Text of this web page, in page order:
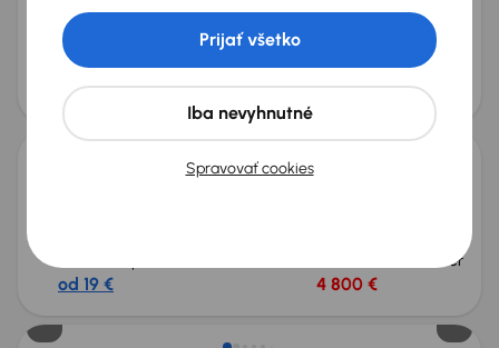
Po prvom majiteľovi Servisná knižka
1.3 DIG-T MHEV
Továrenská záruka
Mesačná splátka
na mieru
Cena
27 500 €
Zlacnené o 400 €
od 19 €
Akciová cena na úver
4 800 €
Spravovať cookies
Iba nevyhnutné
Prijať všetko